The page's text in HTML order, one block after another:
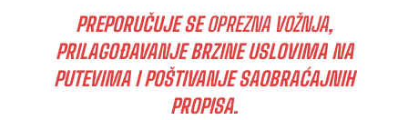
PREPORUČUJE SEOPREZNA VOŽNJA,
PRILAGOĐAVANJE BRZINE USLOVIMA NA
PUTEVIMA I POŠTIVANJE SAOBRAĆAJNIH
PROPISA.